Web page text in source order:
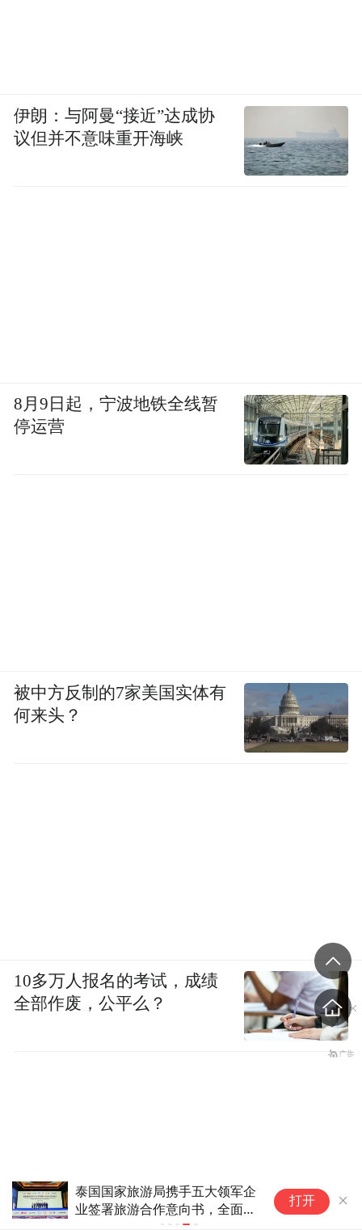
暑期出行“
订已提前“
打开
伊朗：与阿曼“接近”达成协
议但并不意味重开海峡
8月9日起，宁波地铁全线暂
停运营
被中方反制的7家美国实体有
何来头？
10多万人报名的考试，成绩
全部作废，公平么？